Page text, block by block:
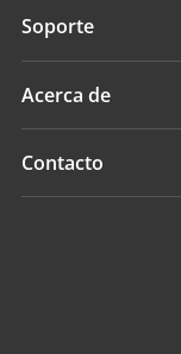
Sistemas de
Sistemas de
Soporte
Soporte
Acerca de
Descripción
Contacto